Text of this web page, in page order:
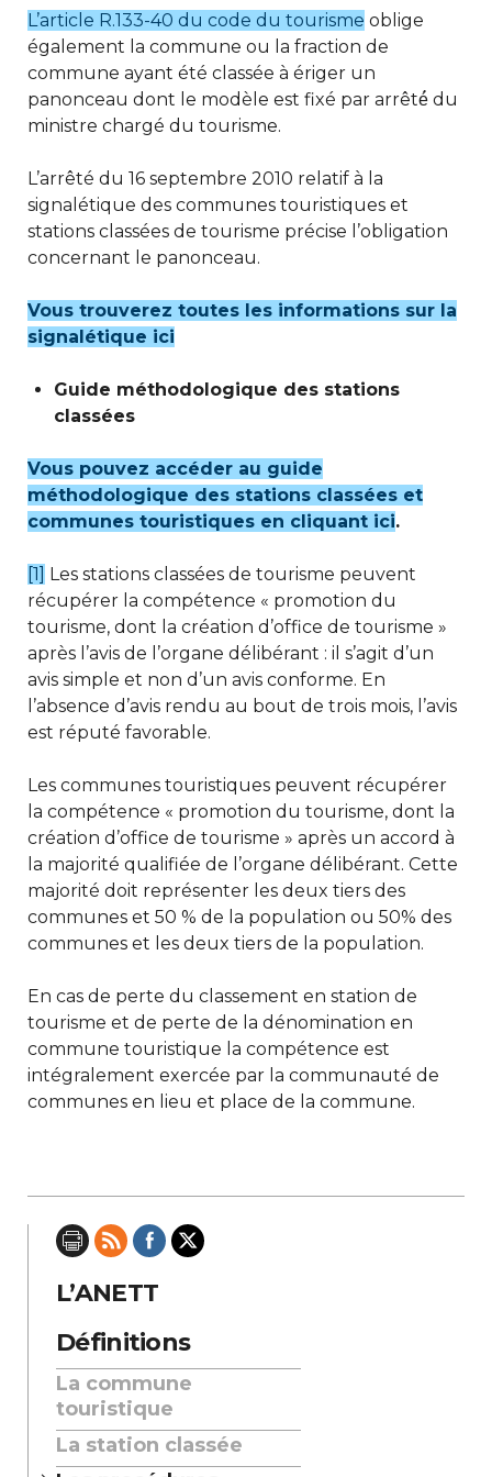
L’article R.133-40 du code du tourisme oblige
également la commune ou la fraction de
commune ayant été classée à ériger un
panonceau dont le modèle est fixé par arrêté́ du
ministre chargé du tourisme.
L’arrêté du 16 septembre 2010 relatif à la
signalétique des communes touristiques et
stations classées de tourisme précise l’obligation
concernant le panonceau.
Vous trouverez toutes les informations sur la
signalétique ici
Guide méthodologique des stations
classées
Vous pouvez accéder au guide
méthodologique des stations classées et
communes touristiques en cliquant ici.
[1] Les stations classées de tourisme peuvent
récupérer la compétence « promotion du
tourisme, dont la création d’office de tourisme »
après l’avis de l’organe délibérant : il s’agit d’un
avis simple et non d’un avis conforme. En
l’absence d’avis rendu au bout de trois mois, l’avis
est réputé favorable.
Les communes touristiques peuvent récupérer
la compétence « promotion du tourisme, dont la
création d’office de tourisme » après un accord à
la majorité qualifiée de l’organe délibérant. Cette
majorité doit représenter les deux tiers des
communes et 50 % de la population ou 50% des
communes et les deux tiers de la population.
En cas de perte du classement en station de
tourisme et de perte de la dénomination en
commune touristique la compétence est
intégralement exercée par la communauté de
communes en lieu et place de la commune.
L’ANETT
Définitions
La commune
touristique
La station classée